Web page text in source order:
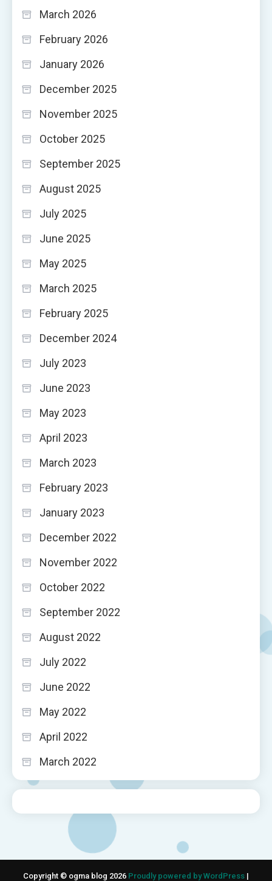
March 2026
February 2026
January 2026
December 2025
November 2025
October 2025
September 2025
August 2025
July 2025
June 2025
May 2025
March 2025
February 2025
December 2024
July 2023
June 2023
May 2023
April 2023
March 2023
February 2023
January 2023
December 2022
November 2022
October 2022
September 2022
August 2022
July 2022
June 2022
May 2022
April 2022
March 2022
Copyright © ogma blog 2026 Proudly powered by WordPress |